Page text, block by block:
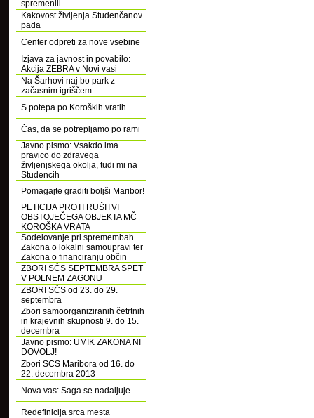
spremenili
Kakovost življenja Studenčanov
pada
Center odpreti za nove vsebine
Izjava za javnost in povabilo:
Akcija ZEBRA v Novi vasi
Na Šarhovi naj bo park z
začasnim igriščem
S potepa po Koroških vratih
Čas, da se potrepljamo po rami
Javno pismo: Vsakdo ima
pravico do zdravega
življenjskega okolja, tudi mi na
Studencih
Pomagajte graditi boljši Maribor!
PETICIJA PROTI RUŠITVI
OBSTOJEČEGA OBJEKTA MČ
KOROŠKA VRATA
Sodelovanje pri spremembah
Zakona o lokalni samoupravi ter
Zakona o financiranju občin
ZBORI SČS SEPTEMBRA SPET
V POLNEM ZAGONU
ZBORI SČS od 23. do 29.
septembra
Zbori samoorganiziranih četrtnih
in krajevnih skupnosti 9. do 15.
decembra
Javno pismo: UMIK ZAKONA NI
DOVOLJ!
Zbori SCS Maribora od 16. do
22. decembra 2013
Nova vas: Saga se nadaljuje
Redefinicija srca mesta